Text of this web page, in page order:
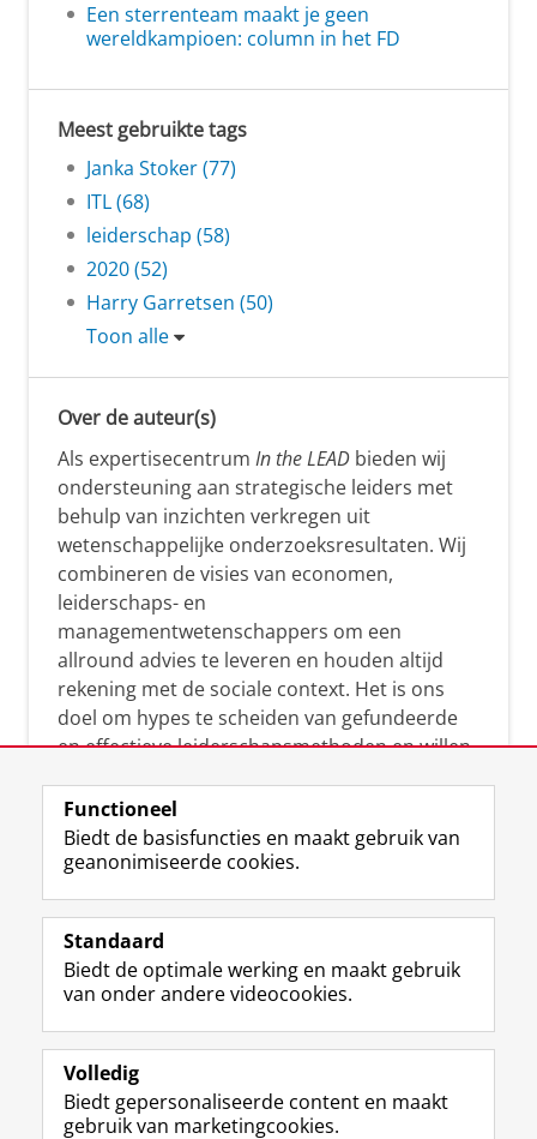
Een sterrenteam maakt je geen
wereldkampioen: column in het FD
Meest gebruikte tags
Janka Stoker (77)
ITL (68)
leiderschap (58)
2020 (52)
Harry Garretsen (50)
Toon alle
Over de auteur(s)
Als expertisecentrum In the LEAD bieden wij
ondersteuning aan strategische leiders met
behulp van inzichten verkregen uit
wetenschappelijke onderzoeksresultaten. Wij
combineren de visies van economen,
leiderschaps- en
managementwetenschappers om een
allround advies te leveren en houden altijd
rekening met de sociale context. Het is ons
doel om hypes te scheiden van gefundeerde
en effectieve leiderschapsmethoden en willen
manier te reageren op economische en
maatschappelijke kwesties. Samen tillen wij
het leiderschap in uw organisatie naar een
i
Functioneel
Biedt de basisfuncties en maakt gebruik van
geanonimiseerde cookies.
Standaard
Biedt de optimale werking en maakt gebruik
van onder andere videocookies.
Volledig
Biedt gepersonaliseerde content en maakt
gebruik van marketingcookies.